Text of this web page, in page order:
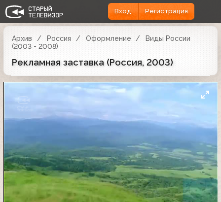
Вход Регистрация
Архив Россия Оформление
Виды России
(2003 - 2008)
Рекламная заставка (Россия, 2003)